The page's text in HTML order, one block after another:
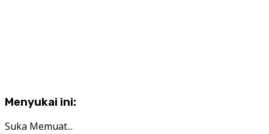
Menyukai ini:
Suka Memuat...